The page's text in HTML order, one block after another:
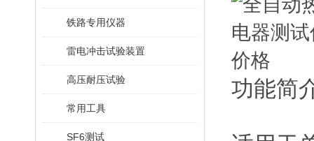
铁路专用仪器
雷电冲击试验装置
高压耐压试验
常用工具
SF6测试
功能简